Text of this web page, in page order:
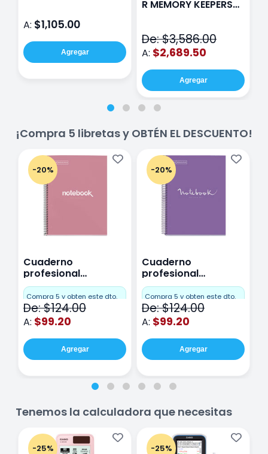
A: $1,105.00
Agregar
R MEMORY KEEPERS
De: $3,586.00
A: $2,689.50
Agregar
¡Compra 5 libretas y OBTÉN EL DESCUENTO!
-20%
Cuaderno
profesional
Miquelrius Emotions
Cuadro Chico 80
hojas Rosa
Compra 5 y obten este dto.
De: $124.00
A: $99.20
Agregar
-20%
Cuaderno
profesional
Miquelrius Emotions
raya 80 hojas
Purpura
Compra 5 y obten este dto.
De: $124.00
A: $99.20
Agregar
Tenemos la calculadora que necesitas
-25% -25%